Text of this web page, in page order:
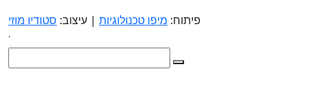
פיתוח: מיפו טכנולוגיות | עיצוב: סטודיו מוזי
.